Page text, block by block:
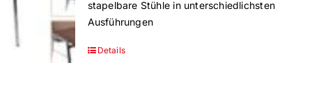
stapelbare Stühle in unterschiedlichsten
Ausführungen
Details